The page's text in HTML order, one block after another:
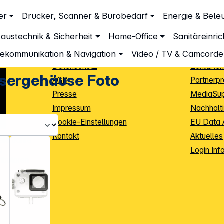
Drucker, Scanner & Bürobedarf Energie &
& Sicherheit Home-Office
& Navigation Video / TV &
Foto
Jahre
Unsere Leistungen
Beratung
Datenschutz
AGB
Presse
Impressum
Cookie-Einstellungen
Kontakt
Info
Zahlarten
EU Data
Aktuelles
Login